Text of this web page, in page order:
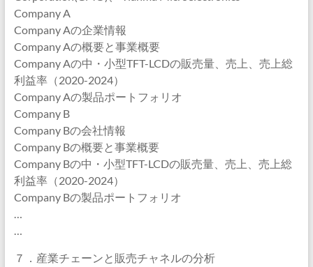
Company A
Company Aの企業情報
Company Aの概要と事業概要
Company Aの中・小型TFT-LCDの販売量、売上、売上総
利益率（2020-2024）
Company Aの製品ポートフォリオ
Company B
Company Bの会社情報
Company Bの概要と事業概要
Company Bの中・小型TFT-LCDの販売量、売上、売上総
利益率（2020-2024）
Company Bの製品ポートフォリオ
…
…
７．産業チェーンと販売チャネルの分析